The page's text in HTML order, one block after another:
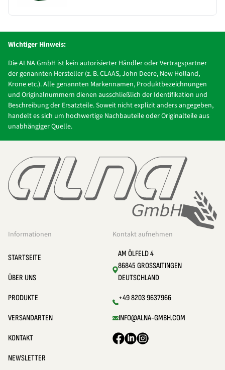
Wichtiger Hinweis:
Die ALNA GmbH ist kein autorisierter Händler oder Vertragspartner
der genannten Hersteller (z. B. CLAAS, John Deere, New Holland,
Krone etc.). Alle genannten Markennamen, Produktbezeichnungen
und Originalnummern dienen ausschließlich der Identifikation und
Beschreibung der Ersatzteile. Soweit nicht explizit anders angegeben,
handelt es sich um hochwertige Nachbauteile oder Originalteile aus
unabhängiger Quelle.
Informationen
STARTSEITE
ÜBER UNS
PRODUKTE
VERSANDARTEN
KONTAKT
NEWSLETTER
Kontakt aufnehmen
AM ÖLFELD 4
86845 GROSSAITINGEN
DEUTSCHLAND
+49 8203 9637966
INFO@ALNA-GMBH.COM